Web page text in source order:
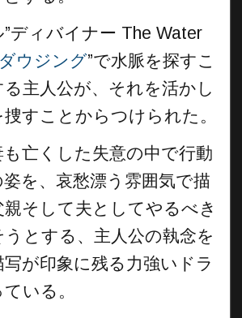
ディバイナー The Water
ダウジング”で水脈を探すこ
主人公が、それを活かし
すことからつけられた。
亡くした失意の中で行動
を、哀愁漂う雰囲気で描
親そして夫としてやるべき
とする、主人公の執念を
が印象に残る力強いドラ
いる。